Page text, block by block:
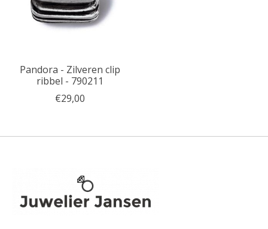
Pandora - Zilveren clip
ribbel - 790211
€29,00